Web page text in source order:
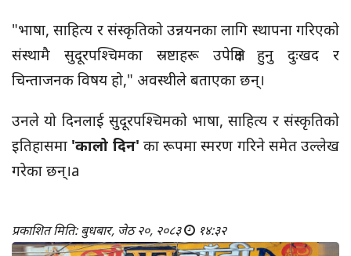
"भाषा, साहित्य र संस्कृतिको उन्नयनका लागि स्थापना गरिएको
संस्थामै सुदूरपश्चिमका स्रष्टाहरू उपेक्षित हुनु दुःखद र
चिन्ताजनक विषय हो," अवस्थीले बताएका छन्।
उनले यो दिनलाई सुदूरपश्चिमको भाषा, साहित्य र संस्कृतिको
इतिहासमा 'कालो दिन' का रूपमा स्मरण गरिने समेत उल्लेख
गरेका छन्।a
प्रकाशित मिति: बुधबार, जेठ २०, २०८३ १४:३२